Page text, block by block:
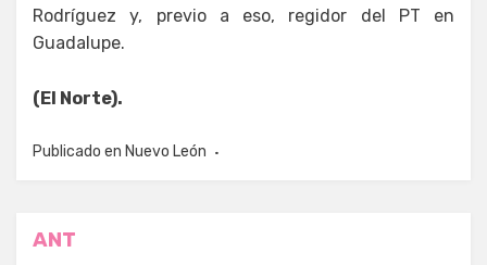
Rodríguez y, previo a eso, regidor del PT en
Guadalupe.
(El Norte).
Publicado en Nuevo León
Navegación
ANT